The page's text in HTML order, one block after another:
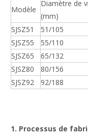
Modèle
Diamètre de
(mm)
SJSZ51 51/105
SJSZ55
55/110
SJSZ65
65/132
SJSZ80
80/156
SJSZ92
92/188
1. Processus de